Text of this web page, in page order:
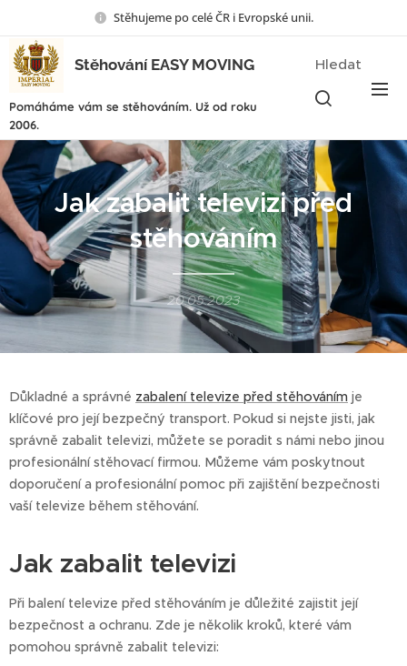
Stěhujeme po celé ČR i Evropské unii.
Stěhování EASY MOVING
Pomáháme vám se stěhováním. Už od roku
2006.
Hledat
Jak zabalit televizi před
stěhováním
20.05.2023
Důkladné a správné zabalení televize před stěhováním je
klíčové pro její bezpečný transport. Pokud si nejste jisti, jak
správně zabalit televizi, můžete se poradit s námi nebo jinou
profesionální stěhovací firmou. Můžeme vám poskytnout
doporučení a profesionální pomoc při zajištění bezpečnosti
vaší televize během stěhování.
Jak zabalit televizi
Při balení televize před stěhováním je důležité zajistit její
bezpečnost a ochranu. Zde je několik kroků, které vám
pomohou správně zabalit televizi: